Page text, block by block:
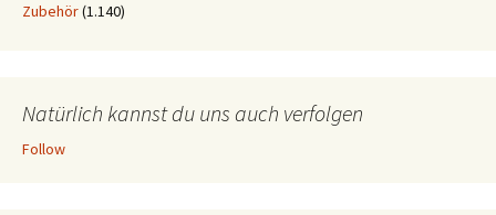
Zubehör(1.140)
Natürlich kannst du uns auch verfolgen
Follow